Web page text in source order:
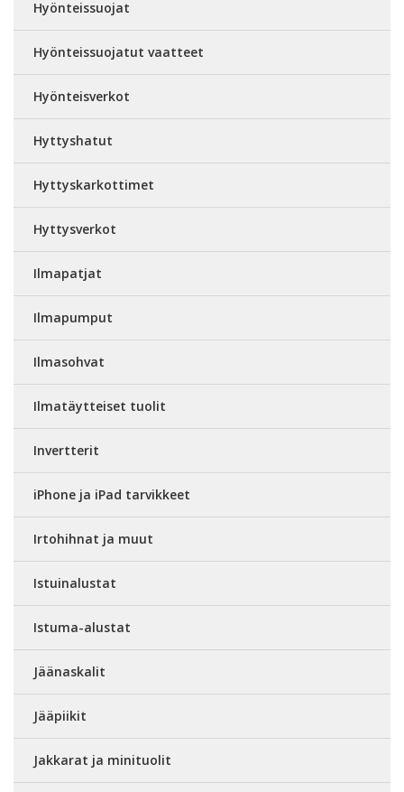
Hyönteissuojat
Hyönteissuojatut vaatteet
Hyönteisverkot
Hyttyshatut
Hyttyskarkottimet
Hyttysverkot
Ilmapatjat
Ilmapumput
Ilmasohvat
Ilmatäytteiset tuolit
Invertterit
iPhone ja iPad tarvikkeet
Irtohihnat ja muut
Istuinalustat
Istuma-alustat
Jäänaskalit
Jääpiikit
Jakkarat ja minituolit